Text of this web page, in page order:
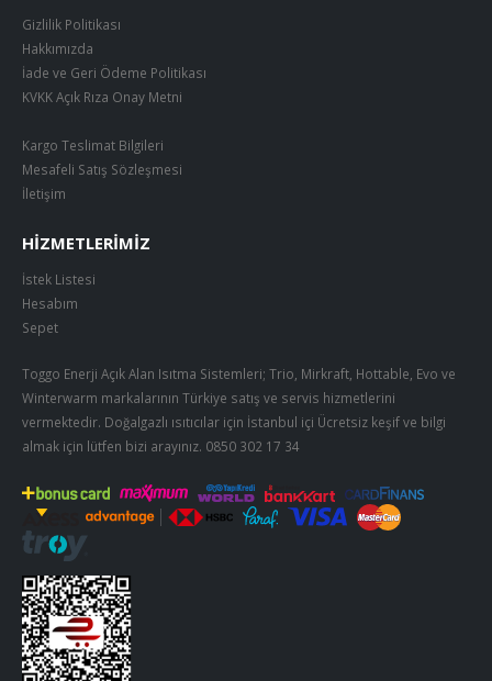
Gizlilik Politikası
Hakkımızda
İade ve Geri Ödeme Politikası
KVKK Açık Rıza Onay Metni
Kargo Teslimat Bilgileri
Mesafeli Satış Sözleşmesi
İletişim
HIZMETLERIMIZ
İstek Listesi
Hesabım
Sepet
Toggo Enerji Açık Alan Isıtma Sistemleri; Trio, Mirkraft, Hottable, Evo ve
Winterwarm markalarının Türkiye satış ve servis hizmetlerini
vermektedir. Doğalgazlı ısıtıcılar için İstanbul içi Ücretsiz keşif ve bilgi
almak için lütfen bizi arayınız. 0850 302 17 34